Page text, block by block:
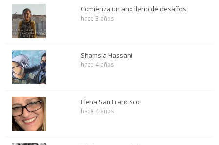
Comienza un año lleno de desafíos
hace 3 años
Shamsia Hassani
hace 4 años
Elena San Francisco
hace 4 años